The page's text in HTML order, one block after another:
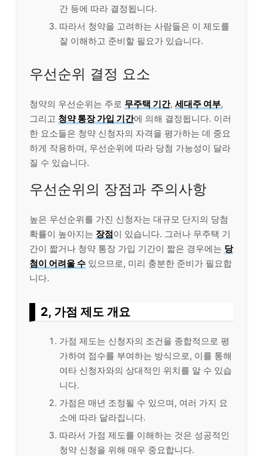
간 등에 따라 결정됩니다.
따라서 청약을 고려하는 사람들은 이 제도를
잘 이해하고 준비할 필요가 있습니다.
우선순위 결정 요소
청약의 우선순위는 주로 무주택 기간, 세대주 여부,
그리고 청약 통장 가입 기간에 의해 결정됩니다. 이러
한 요소들은 청약 신청자의 자격을 평가하는 데 중요
하게 작용하며, 우선순위에 따라 당첨 가능성이 달라
질 수 있습니다.
우선순위의 장점과 주의사항
높은 우선순위를 가진 신청자는 대규모 단지의 당첨
확률이 높아지는 장점이 있습니다. 그러나 무주택 기
간이 짧거나 청약 통장 가입 기간이 짧은 경우에는 당
첨이 어려울 수 있으므로, 미리 충분한 준비가 필요합
니다.
2, 가점 제도 개요
가점 제도는 신청자의 조건을 종합적으로 평
가하여 점수를 부여하는 방식으로, 이를 통해
여타 신청자와의 상대적인 위치를 알 수 있습
니다.
가점은 매년 조정될 수 있으며, 여러 가지 요
소에 따라 달라집니다.
따라서 가점 제도를 이해하는 것은 성공적인
청약 신청을 위해 매우 중요합니다.